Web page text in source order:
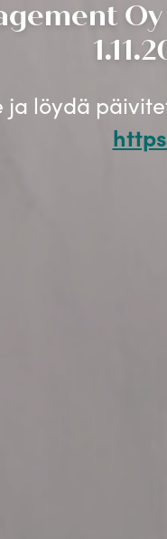
ja löydä